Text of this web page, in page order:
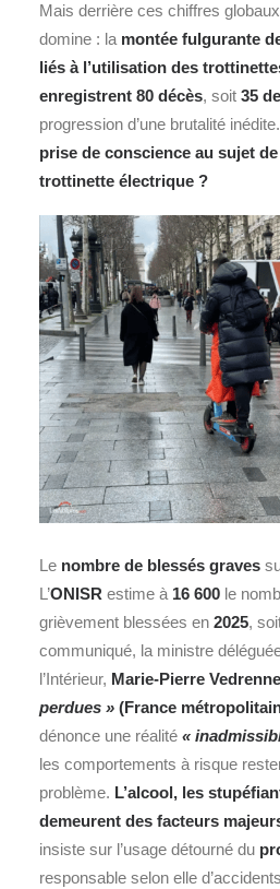
Mais derrière ces chiffres
domine : la montée fulgurante
liés à l’utilisation des
enregistrent 80 décès, soit 35
progression d’une brutalité inédite.
prise de conscience au sujet
trottinette électrique ?
Le nombre de blessés graves
L’ONISR estime à 16 600 le
grièvement blessées en 2025,
communiqué, la ministre
l’Intérieur, Marie-Pierre Vedrenne
perdues » (France
dénonce une réalité «
les comportements à risque
problème. L’alcool, les
demeurent des facteurs
insiste sur l’usage détourné du
responsable selon elle d’accidents